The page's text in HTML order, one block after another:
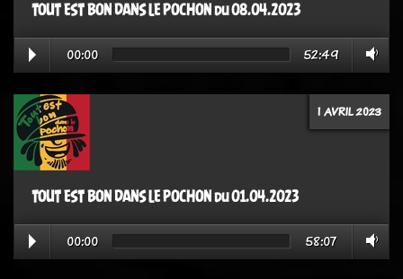
TOUT EST BON DANS LE POCHON du 08.04.2023
00:00 52:49
1 AVRIL 2023
TOUT EST BON DANS LE POCHON du 01.04.2023
00:00 58:07